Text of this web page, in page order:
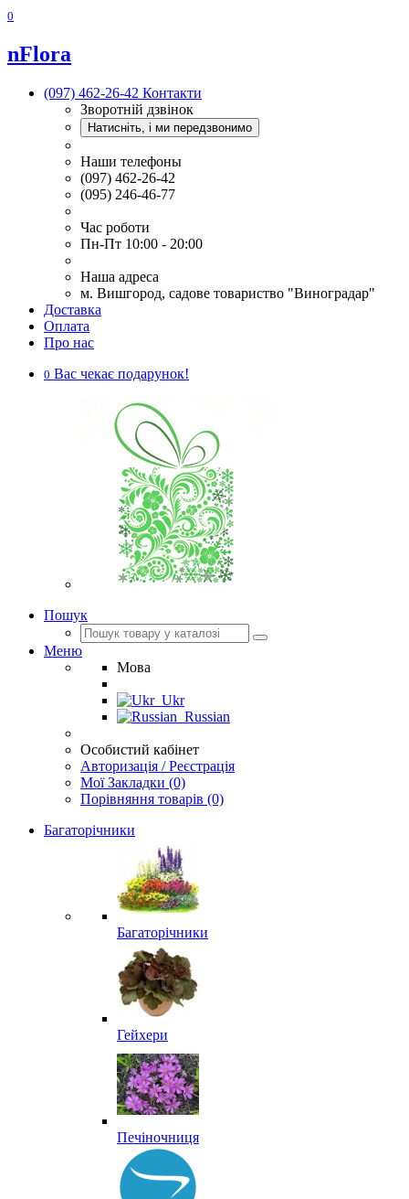
0
nFlora
(097) 462-26-42 Контакти
Зворотній дзвінок
Натисніть, і ми передзвонимо
Наши телефоны
(097) 462-26-42
(095) 246-46-77
Час роботи
Пн-Пт 10:00 - 20:00
Наша адреса
м. Вишгород, садове товариство "Виноградар"
Доставка
Оплата
Про нас
0 Вас чекає подарунок!
Пошук
Меню
Мова
Ukr
Russian
Особистий кабінет
Авторизація / Реєстрація
Мої Закладки (0)
Порівняння товарів (0)
Багаторічники
Багаторічники
Гейхери
Печіночниця